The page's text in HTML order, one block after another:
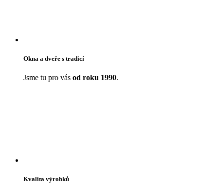
Okna a dveře s tradicí
Jsme tu pro vás od roku 1990.
Kvalita výrobků